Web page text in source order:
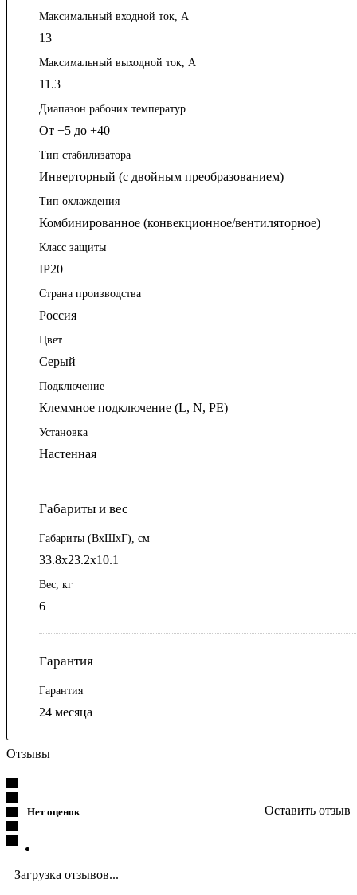
Максимальный входной ток, А
13
Максимальный выходной ток, А
11.3
Диапазон рабочих температур
От +5 до +40
Тип стабилизатора
Инверторный (с двойным преобразованием)
Тип охлаждения
Комбинированное (конвекционное/вентиляторное)
Класс защиты
IP20
Страна производства
Россия
Цвет
Серый
Подключение
Клеммное подключение (L, N, PE)
Установка
Настенная
Габариты и вес
Габариты (ВхШхГ), см
33.8х23.2х10.1
Вес, кг
6
Гарантия
Гарантия
24 месяца
Отзывы
Нет оценок Оставить отзыв
Загрузка отзывов...